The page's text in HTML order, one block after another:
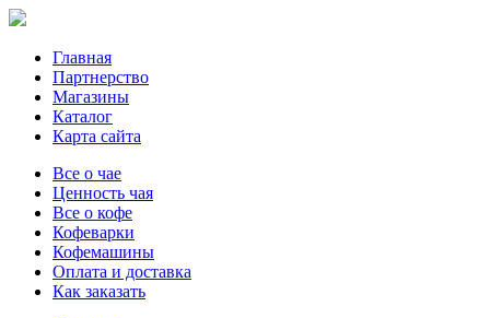
Главная
Партнерство
Магазины
Каталог
Карта сайта
Все о чае
Ценность чая
Все о кофе
Кофеварки
Кофемашины
Оплата и доставка
Как заказать